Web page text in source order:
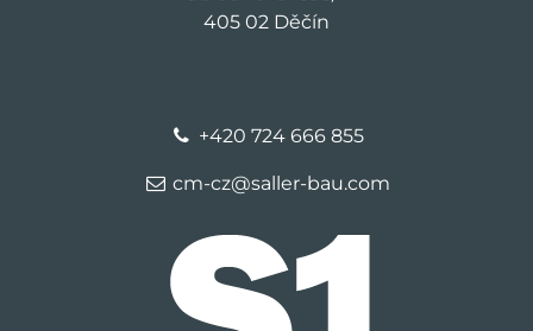
405 02 Děčín
+420 724 666 855
cm-cz@saller-bau.com